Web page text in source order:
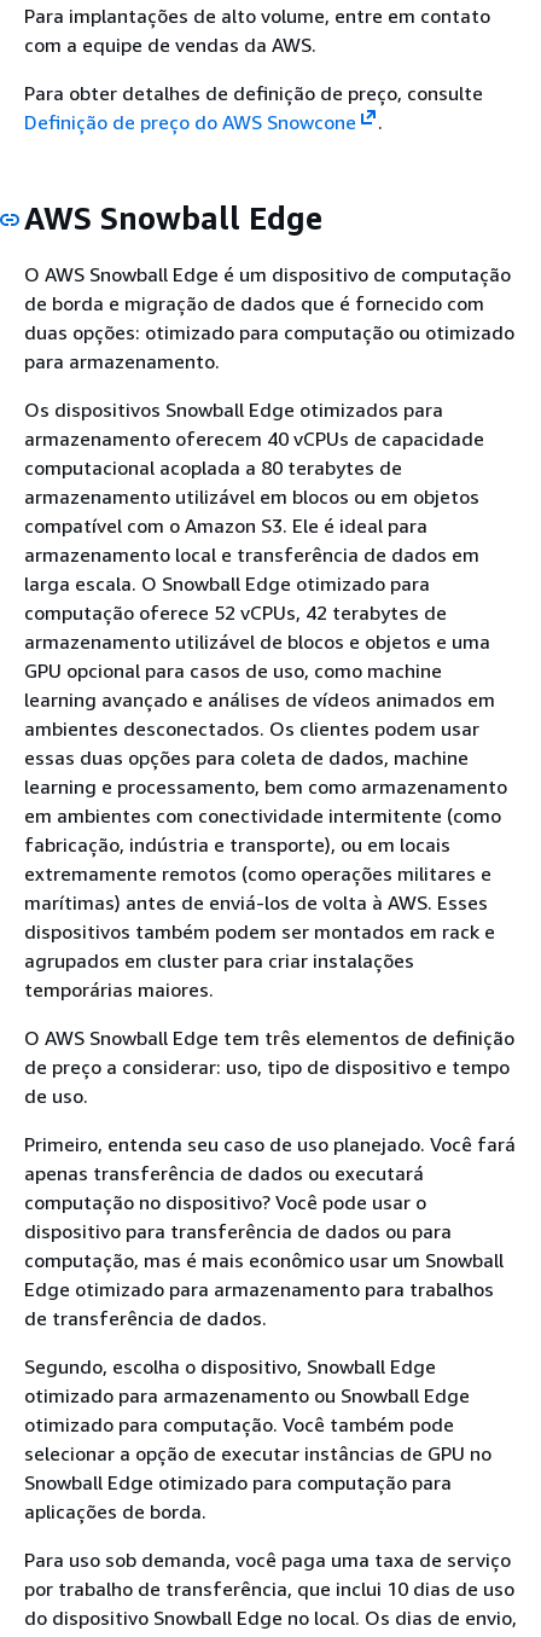
Para implantações de alto volume, entre em contato
com a equipe de vendas da AWS.
Para obter detalhes de definição de preço, consulte
Definição de preço do AWS Snowcone
.
AWS Snowball Edge
O AWS Snowball Edge é um dispositivo de computação
de borda e migração de dados que é fornecido com
duas opções: otimizado para computação ou otimizado
para armazenamento.
Os dispositivos Snowball Edge otimizados para
armazenamento oferecem 40 vCPUs de capacidade
computacional acoplada a 80 terabytes de
armazenamento utilizável em blocos ou em objetos
compatível com o Amazon S3. Ele é ideal para
armazenamento local e transferência de dados em
larga escala. O Snowball Edge otimizado para
computação oferece 52 vCPUs, 42 terabytes de
armazenamento utilizável de blocos e objetos e uma
GPU opcional para casos de uso, como machine
learning avançado e análises de vídeos animados em
ambientes desconectados. Os clientes podem usar
essas duas opções para coleta de dados, machine
learning e processamento, bem como armazenamento
em ambientes com conectividade intermitente (como
fabricação, indústria e transporte), ou em locais
extremamente remotos (como operações militares e
marítimas) antes de enviá-los de volta à AWS. Esses
dispositivos também podem ser montados em rack e
agrupados em cluster para criar instalações
temporárias maiores.
O AWS Snowball Edge tem três elementos de definição
de preço a considerar: uso, tipo de dispositivo e tempo
de uso.
Primeiro, entenda seu caso de uso planejado. Você fará
apenas transferência de dados ou executará
computação no dispositivo? Você pode usar o
dispositivo para transferência de dados ou para
computação, mas é mais econômico usar um Snowball
Edge otimizado para armazenamento para trabalhos
de transferência de dados.
Segundo, escolha o dispositivo, Snowball Edge
otimizado para armazenamento ou Snowball Edge
otimizado para computação. Você também pode
selecionar a opção de executar instâncias de GPU no
Snowball Edge otimizado para computação para
aplicações de borda.
Para uso sob demanda, você paga uma taxa de serviço
por trabalho de transferência, que inclui 10 dias de uso
do dispositivo Snowball Edge no local. Os dias de envio,